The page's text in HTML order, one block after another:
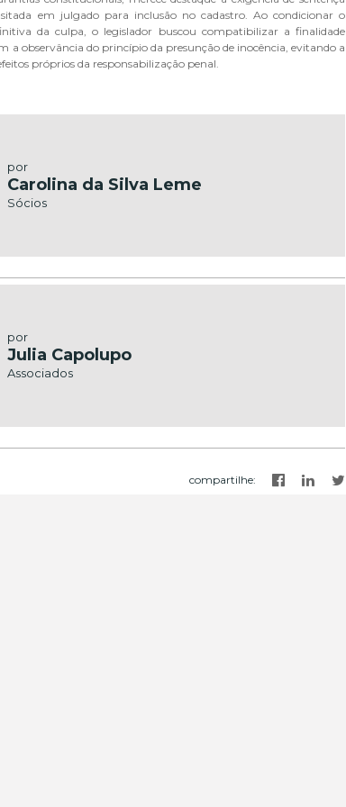
em julgado para inclusão no cadastro. Ao condicionar o
da culpa, o legislador buscou compatibilizar a finalidade
a observância do princípio da presunção de inocência, evitando a
próprios da responsabilização penal.
por
Carolina da Silva Leme
Sócios
por
Julia Capolupo
Associados
compartilhe: